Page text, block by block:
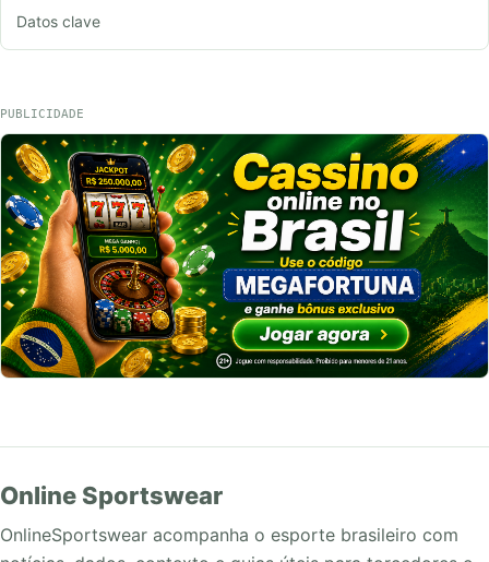
Datos clave
PUBLICIDADE
Online Sportswear
OnlineSportswear acompanha o esporte brasileiro com